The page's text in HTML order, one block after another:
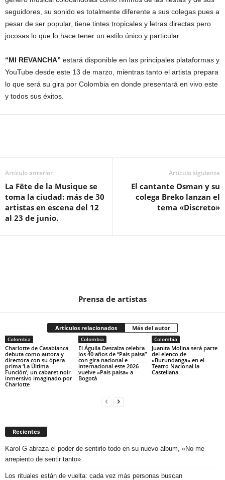
seguidores, su sonido es totalmente diferente a sus colegas pues a
pesar de ser popular, tiene tintes tropicales y letras directas pero
jocosas lo que lo hace tener un estilo único y particular.
“MI REVANCHA” estará disponible en las principales plataformas y
YouTube desde este 13 de marzo, mientras tanto el artista prepara
lo que será su gira por Colombia en donde presentará en vivo este
y todos sus éxitos.
Artículo anterior
La Fête de la Musique se
toma la ciudad: más de 30
artistas en escena del 12
al 23 de junio.
Artículo siguiente
El cantante Osman y su
colega Breko lanzan el
tema «Discreto»
Prensa de artistas
Artículos relacionados Más del autor
Colombia
Charlotte de Casabianca
debuta como autora y
directora con su ópera
prima ‘La Última
Función’, un cabaret noir
inmersivo imaginado por
Charlotte
Colombia
El Águila Descalza celebra
los 40 años de “País paisa”
con gira nacional e
internacional este 2026
vuelve «País paisa» a
Bogotá
Colombia
Juanita Molina será parte
del elenco de
«Burundanga» en el
Teatro Nacional la
Castellana
Recientes
Karol G abraza el poder de sentirlo todo en su nuevo álbum, «No me
arrepiento de sentir tanto»
Los rituales están de vuelta: cada vez más personas buscan